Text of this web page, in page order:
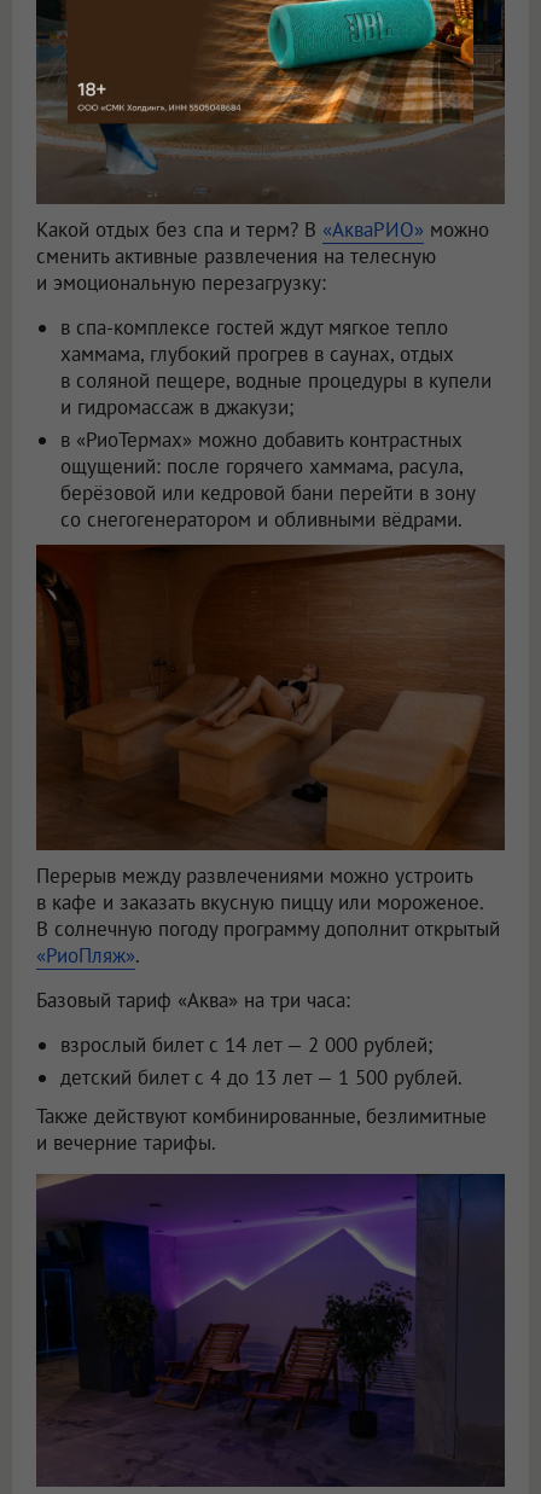
Какой отдых без спа и терм? В «АкваРИО» можно
сменить активные развлечения на телесную
и эмоциональную перезагрузку:
в спа-комплексе гостей ждут мягкое тепло
хаммама, глубокий прогрев в саунах, отдых
в соляной пещере, водные процедуры в купели
и гидромассаж в джакузи;
в «РиоТермах» можно добавить контрастных
ощущений: после горячего хаммама, расула,
берёзовой или кедровой бани перейти в зону
со снегогенератором и обливными вёдрами.
Перерыв между развлечениями можно устроить
в кафе и заказать вкусную пиццу или мороженое.
В солнечную погоду программу дополнит открытый
«РиоПляж».
Базовый тариф «Аква» на три часа:
взрослый билет с 14 лет — 2 000 рублей;
детский билет с 4 до 13 лет — 1 500 рублей.
Также действуют комбинированные, безлимитные
и вечерние тарифы.